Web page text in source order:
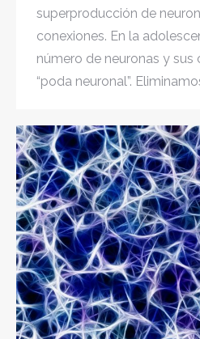
superproducción de
conexiones. En la
número de neuronas y sus
“poda neuronal”.